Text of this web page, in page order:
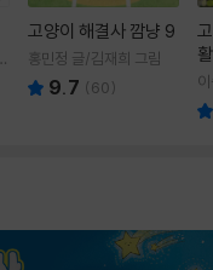
고양이 해결사 깜냥 9
홍민정 글/김재희 그림
9.7 (60)